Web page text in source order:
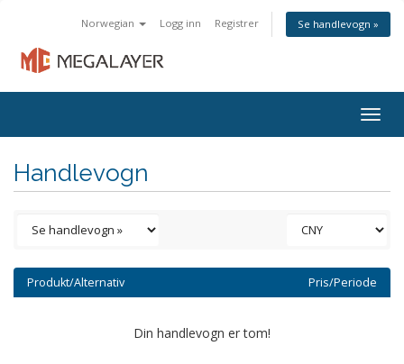
Norwegian Logg inn Registrer Se handlevogn »
Handlevogn
Produkt/Alternativ Pris/Periode
Din handlevogn er tom!